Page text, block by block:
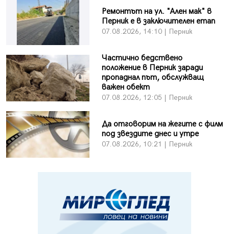
Ремонтът на ул. "Ален мак" в
Перник е в заключителен етап
07.08.2026, 14:10 | Перник
Частично бедствено
положение в Перник заради
пропаднал път, обслужващ
важен обект
07.08.2026, 12:05 | Перник
Да отговорим на жегите с филм
под звездите днес и утре
07.08.2026, 10:21 | Перник